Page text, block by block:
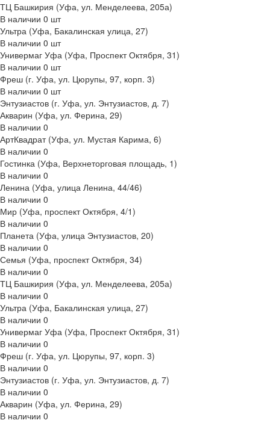
ТЦ Башкирия (Уфа, ул. Менделеева, 205а)
В наличии 0 шт
Ультра (Уфа, Бакалинская улица, 27)
В наличии 0 шт
Универмаг Уфа (Уфа, Проспект Октября, 31)
В наличии 0 шт
Фреш (г‌. Уфа, ул. Цюрупы, 97, корп. 3)
В наличии 0 шт
Энтузиастов (г. Уфа, ул. Энтузиастов, д. 7)
Акварин (Уфа, ул. Ферина, 29)
В наличии 0
АртКвадрат (Уфа, ул. Мустая Карима, 6)
В наличии 0
Гостинка (Уфа, Верхнеторговая площадь, 1)
В наличии 0
Ленина (Уфа, улица Ленина, 44/46)
В наличии 0
Мир (Уфа, проспект Октября, 4/1)
В наличии 0
Планета (Уфа, улица Энтузиастов, 20)
В наличии 0
Семья (Уфа, проспект Октября, 34)
В наличии 0
ТЦ Башкирия (Уфа, ул. Менделеева, 205а)
В наличии 0
Ультра (Уфа, Бакалинская улица, 27)
В наличии 0
Универмаг Уфа (Уфа, Проспект Октября, 31)
В наличии 0
Фреш (г‌. Уфа, ул. Цюрупы, 97, корп. 3)
В наличии 0
Энтузиастов (г. Уфа, ул. Энтузиастов, д. 7)
В наличии 0
Акварин (Уфа, ул. Ферина, 29)
В наличии 0